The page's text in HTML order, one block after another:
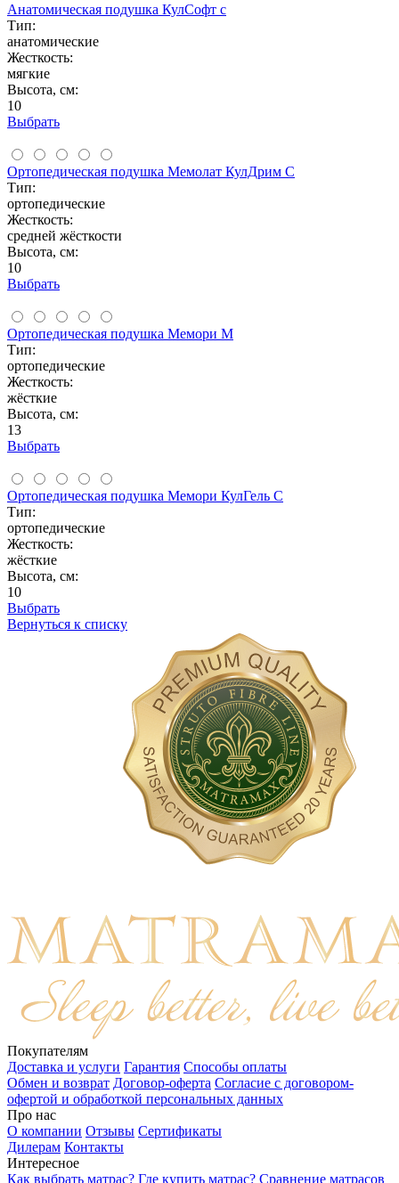
Анатомическая подушка КулСофт с
Тип:
анатомические
Жесткость:
мягкие
Высота, см:
10
Выбрать
Ортопедическая подушка Мемолат КулДрим С
Тип:
ортопедические
Жесткость:
средней жёсткости
Высота, см:
10
Выбрать
Ортопедическая подушка Мемори М
Тип:
ортопедические
Жесткость:
жёсткие
Высота, см:
13
Выбрать
Ортопедическая подушка Мемори КулГель С
Тип:
ортопедические
Жесткость:
жёсткие
Высота, см:
10
Выбрать
Вернуться к списку
Покупателям
Доставка и услуги Гарантия Способы оплаты
Обмен и возврат Договор-оферта Согласие с договором-
офертой и обработкой персональных данных
Про нас
О компании Отзывы Сертификаты
Дилерам Контакты
Интересное
Как выбрать матрас? Где купить матрас? Сравнение матрасов